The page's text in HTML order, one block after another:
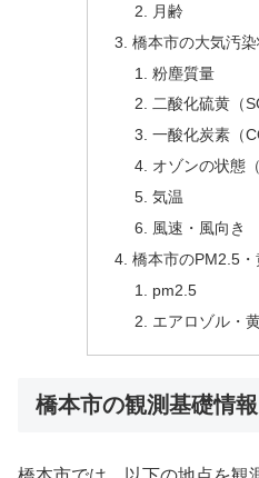
月齢
橋本市の大気汚染
粉塵質量
二酸化硫黄（
一酸化炭素（
オゾンの状態
気温
風速・風向き
橋本市のPM2.5
pm2.5
エアロゾル・
橋本市の観測基礎情報